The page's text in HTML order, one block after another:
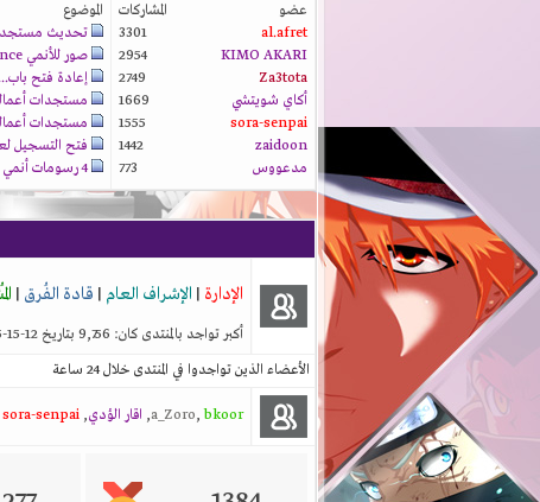
عضو
المشاركات
al.afret
KIMO AKARI
Za3tota
أكاي شويتشي
sora-senpai
zaidoon
مدعووس
الموضوع
تحديث
صور للأنمي prince...
إعادة فتح
مستجدات
مستجدات
فتح التسجيل
4 رسومات أنمي من...
الإدارة | الإشراف العام | قادة الفُرق |
أكبر تواجد بالمنتدى كان: 9,756 بتاريخ 12-15-2025 الساعة 06:26 AM
الأعضاء الذين تواجدوا في المنتدى خلال 24 ساعة
a_Zoro,bkoor
, اقار الؤدي,
sora-senpai